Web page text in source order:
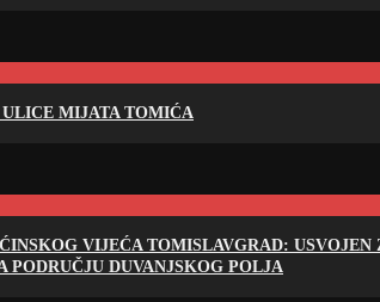
ULICE MIJATA TOMIĆA
VIJEĆA TOMISLAVGRAD:
DUVANJSKOG POLJA